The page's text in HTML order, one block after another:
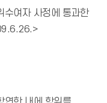
여자 사정에 통과한